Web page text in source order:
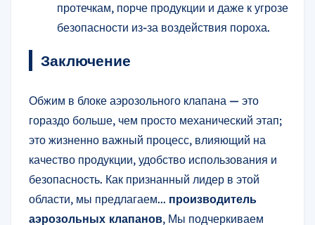
протечкам, порче продукции и даже к угрозе
безопасности из-за воздействия пороха.
Заключение
Обжим в блоке аэрозольного клапана — это
гораздо больше, чем просто механический этап;
это жизненно важный процесс, влияющий на
качество продукции, удобство использования и
безопасность. Как признанный лидер в этой
области, мы предлагаем... производитель
аэрозольных клапанов, Мы подчеркиваем